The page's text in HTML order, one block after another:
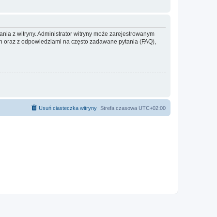
z witryny. Administrator witryny może zarejestrowanym
z odpowiedziami na często zadawane pytania (FAQ),
Strefa czasowa UTC+02:00
Usuń ciasteczka witryny